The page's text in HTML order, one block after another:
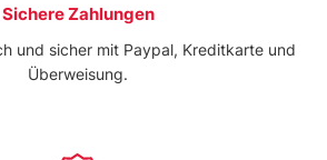
Sichere Zahlungen
und sicher mit Paypal, Kreditkarte und
Überweisung.